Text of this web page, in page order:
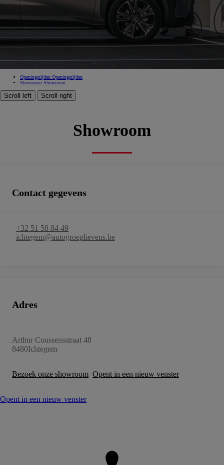
Garage Lievens Ichtegem
b57a76aa-a47a-4eb4-b171-ba9df5976252
Goedgekeurde dienst na verkoop, Tweedehandswagens
Openingstijden Openingstijden
Showroom Showroom
Scroll left Scroll right
Showroom
Contact gegevens
+32 51 58 84 49
ichtegem@autogroeplievens.be
Adres
Arthur Coussensstraat 48
8480Ichtegem
Bezoek onze showroom Opent in een nieuw venster
Opent in een nieuw venster